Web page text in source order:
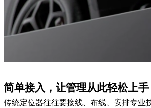
简单接入， 让管理从此轻松上手
传统定位器往往要接线、布线、安排专业